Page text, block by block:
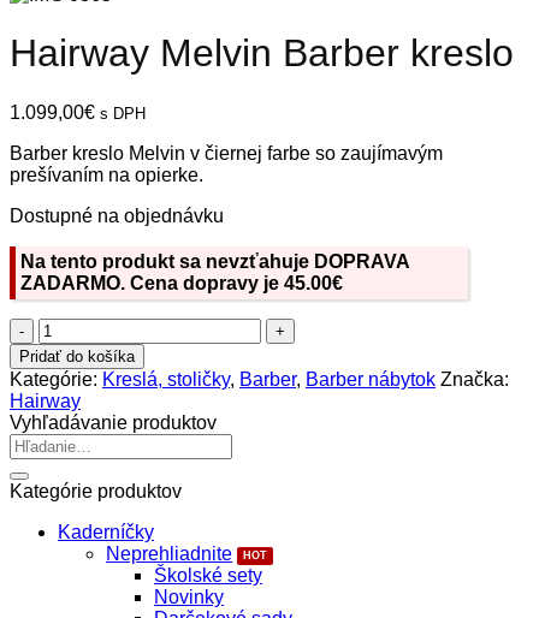
Hairway Melvin Barber kreslo
1.099,00€ s DPH
Barber kreslo Melvin v čiernej farbe so zaujímavým
prešívaním na opierke.
Dostupné na objednávku
Na tento produkt sa nevzťahuje DOPRAVA
ZADARMO. Cena dopravy je 45.00€
množstvo
Hairway
Melvin
Barber
kreslo
Pridať do košíka
Kategórie: Kreslá, stoličky, Barber, Barber nábytok Značka:
Hairway
Vyhľadávanie produktov
Hľadať:
Kategórie produktov
Kaderníčky
Neprehliadnite
Školské sety
Novinky